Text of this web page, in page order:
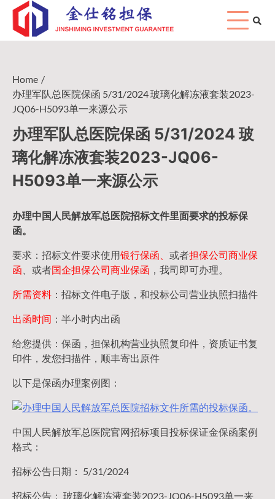
Skip
content
Home
办理军队总医院保函 5/31/2024 玻璃化解冻液套装2023-
JQ06-H5093单一来源公示
办理军队总医院保函 5/31/2024 玻
璃化解冻液套装2023-JQ06-
H5093单一来源公示
办理中国人民解放军总医院招标文件里面要求的投标保
函。
要求：招标文件要求使用银行保函、 或者担保公司商业保
函 、或者国企担保公司商业保函 ，我司即可办理。
所需资料 ：招标文件电子版，和投标公司营业执照扫描件
出函时间 ：半小时内出函
给您提供：保函，担保机构营业执照复印件，资质证书复
印件，发您扫描件，顺丰寄出原件
以下是保函办理案例图：
中国人民解放军总医院官网招标项目投标保证金保函案例
格式：
招标公告日期： 5/31/2024
招标公告： 玻璃化解冻液套装2023-JQ06-H5093单一来